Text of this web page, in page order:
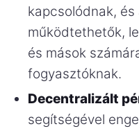
kapcsolódnak, és
működtethetők,
és mások
fogyasztóknak.
Decentralizált
segítségével